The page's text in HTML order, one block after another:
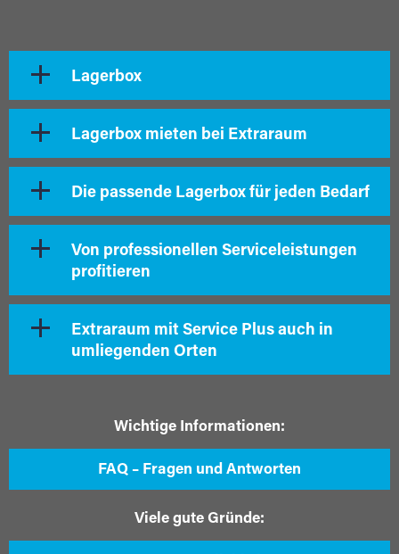
Lagerbox
Lagerbox mieten bei Extraraum
Die passende Lagerbox für jeden Bedarf
Von professionellen Serviceleistungen
profitieren
Extraraum mit Service Plus auch in
umliegenden Orten
Wichtige Informationen:
FAQ – Fragen und Antworten
Viele gute Gründe: